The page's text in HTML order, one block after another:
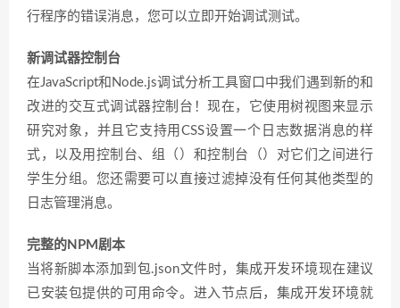
行程序的错误消息，您可以立即开始调试测试。
新调试器控制台
在JavaScript和Node.js调试分析工具窗口中我们遇到新的和
改进的交互式调试器控制台！现在，它使用树视图来显示
研究对象，并且它支持用CSS设置一个日志数据消息的样
式，以及用控制台、组（）和控制台（）对它们之间进行
学生分组。您还需要可以直接过滤掉没有任何其他类型的
日志管理消息。
完整的NPM剧本
当将新脚本添加到包.json文件时，集成开发环境现在建议
已安装包提供的可用命令。进入节点后，集成开发环境就